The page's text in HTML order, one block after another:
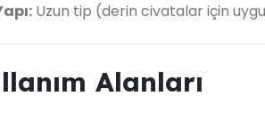
Uzun tip (derin civatalar için
Alanları